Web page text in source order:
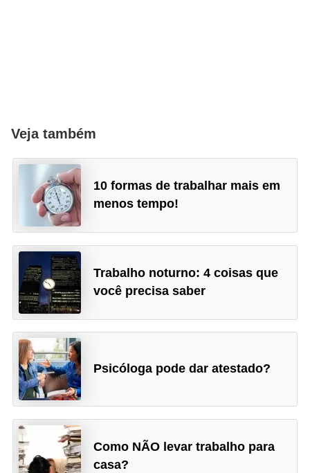
Veja também
10 formas de trabalhar mais em
menos tempo!
Trabalho noturno: 4 coisas que
você precisa saber
Psicóloga pode dar atestado?
Como NÃO levar trabalho para
casa?